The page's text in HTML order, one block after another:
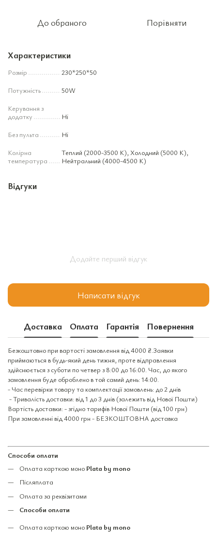
До обраного Порівняти
Характеристики
Розмір
230*250*50
Потужність
50W
Керування з
додатку
Ні
Без пульта
Ні
Колірна
температура
Теплий (2000-3500 К), Холодний (5000 К),
Нейтральний (4000-4500 К)
Відгуки
Додайте перший відгук
Написати відгук
Доставка Оплата Гарантія Повернення
Безкоштовно при вартості замовлення від 4000 ₴.Заявки
приймаються в будь-який день тижня, проте відправлення
здійснюється з суботи по четвер з 8:00 до 16:00. Час, до якого
замовлення буде оброблено в той самий день: 14:00.
- Час перевірки товару та комплектації замовлень: до 2 днів
- Тривалість доставки: від 1 до 3 днів (залежить від Нової Пошти)
Вартість доставки: - згідно тарифів Нової Пошти (від 100 грн)
При замовленні від 4000 грн - БЕЗКОШТОВНА доставка
Способи оплати
Оплата карткою моно Plata by mono
Післяплата
Оплата за реквізитами
Способи оплати
Оплата карткою моно Plata by mono